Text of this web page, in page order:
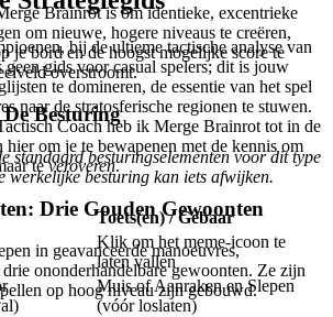
Brainrot is om identieke, excentrieke
om nieuwe, hogere niveaus te creëren,
je bord en de hoogst mogelijke score te
overstroomt.
Besturing
standaard besturingselementen voor dit type
werkelijke besturing kan iets afwijken.
Toets(en) / Gebaar
Klik om het meme-icoon te
laten vallen
Muis of Aanraken en Slepen
(vóór loslaten)
bij de ultieme tactische analyse van
gids voor casual spelers; dit is jouw
te domineren, de essentie van het spel
naar de stratosferische regionen te stuwen.
Coach heb ik Merge Brainrot tot in de
om je te bewapenen met de kennis om
teveroveren.
Drie Gouden Gewoonten
in geavanceerde manoeuvres,
ononderhandelbare gewoonten. Ze zijn
op hoog niveau zijn gebouwd.